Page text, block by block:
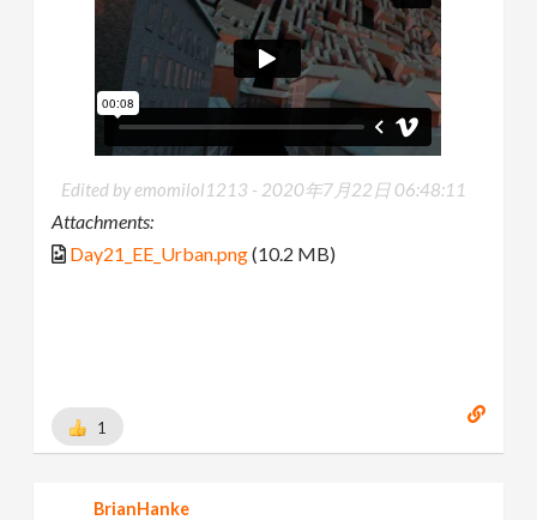
Edited by emomilol1213 - 2020年7月22日 06:48:11
Attachments:
Day21_EE_Urban.png(10.2 MB)
1
BrianHanke